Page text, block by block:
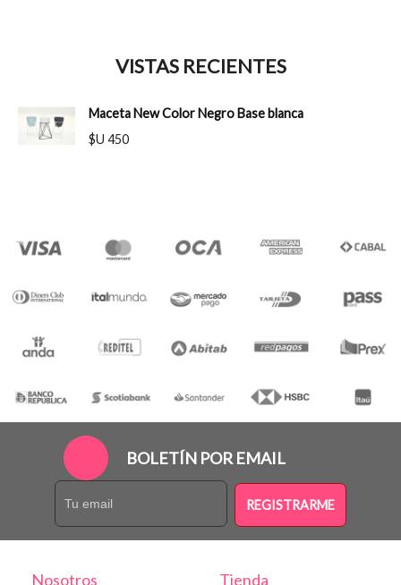
VISTAS RECIENTES
Maceta New Color Negro Base blanca
$U 450
BOLETÍN POR EMAIL
REGISTRARME
Nosotros Tienda